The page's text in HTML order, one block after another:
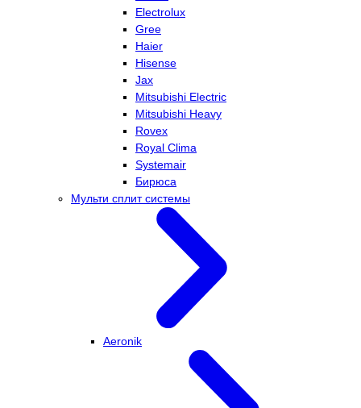
Electrolux
Gree
Haier
Hisense
Jax
Mitsubishi Electric
Mitsubishi Heavy
Rovex
Royal Clima
Systemair
Бирюса
Мульти сплит системы
Aeronik